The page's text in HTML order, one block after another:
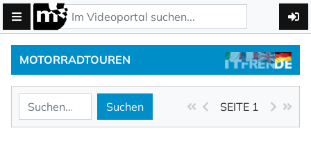
MOTORRADTOUREN
Suchen SEITE 1